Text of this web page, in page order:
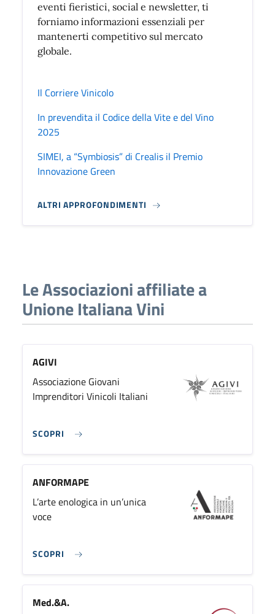
eventi fieristici, social e newsletter, ti
forniamo informazioni essenziali per
mantenerti competitivo sul mercato
globale.
Il Corriere Vinicolo
In prevendita il Codice della Vite e del Vino
2025
SIMEI, a “Symbiosis” di Crealis il Premio
Innovazione Green
ALTRI APPROFONDIMENTI
Le Associazioni affiliate a
Unione Italiana Vini
AGIVI
Associazione Giovani
Imprenditori Vinicoli Italiani
SCOPRI
ANFORMAPE
L’arte enologica in un’unica
voce
SCOPRI
Med.&A.